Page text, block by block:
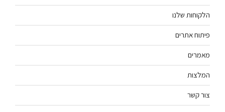
הלקוחות שלנו
פיתוח אתרים
מאמרים
המלצות
צור קשר